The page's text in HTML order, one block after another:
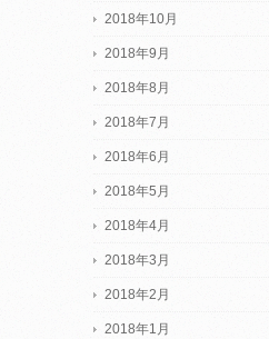
2018年10月
2018年9月
2018年8月
2018年7月
2018年6月
2018年5月
2018年4月
2018年3月
2018年2月
2018年1月